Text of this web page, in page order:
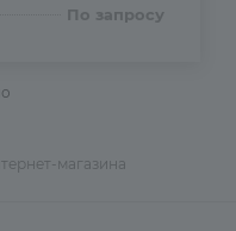
По запросу
магазина